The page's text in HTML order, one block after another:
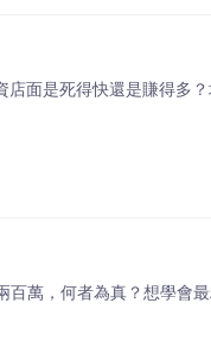
面是死得快還是賺得多
萬，何者為真？想學會